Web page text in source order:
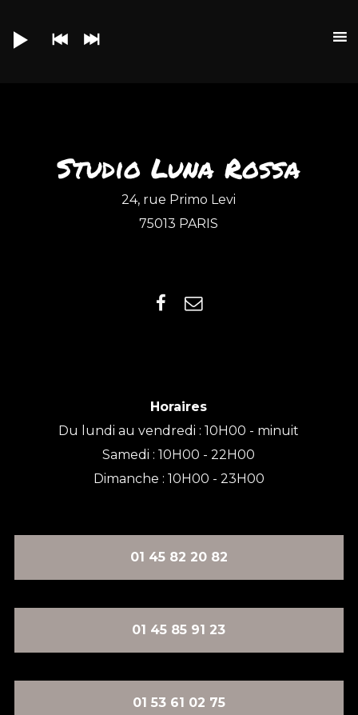
audio
Studio Luna Rossa
24, rue Primo Levi
75013 PARIS
Horaires
Du lundi au vendredi : 10H00 - minuit
Samedi : 10H00 - 22H00
Dimanche : 10H00 - 23H00
01 45 82 20 82
01 45 85 91 23
01 53 61 02 75